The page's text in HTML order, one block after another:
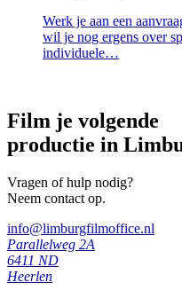
Werk je aan een
wil je nog ergens over
individuele…
Film je volgende
productie in
Vragen of hulp nodig?
Neem contact op.
info@limburgfilmoffice.nl
Parallelweg 2A
6411 ND
Heerlen